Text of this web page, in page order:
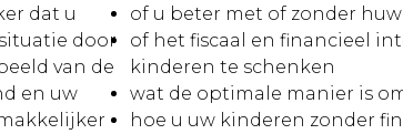
dat u
door
van de
en uw
of u beter met of zonder
of het fiscaal en financieel
kinderen te schenken
wat de optimale manier is
hoe u uw kinderen zonder